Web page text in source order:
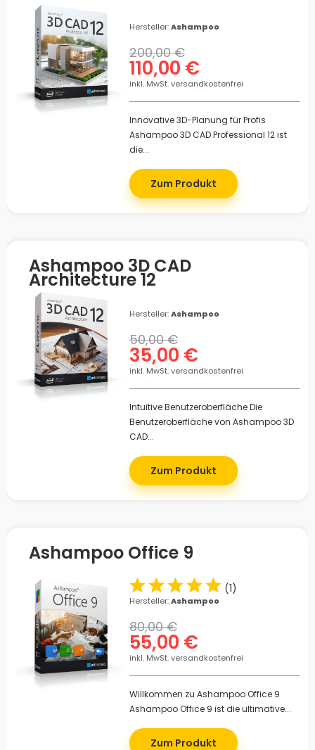
Hersteller:Ashampoo
110,00 €
200,00 €
inkl. MwSt. versandkostenfrei
Innovative 3D-Planung für Profis
Ashampoo 3D CAD Professional 12 ist
die...
Zum Produkt
Ashampoo 3D CAD
Architecture 12
Hersteller:Ashampoo
35,00 €
50,00 €
inkl. MwSt. versandkostenfrei
Intuitive Benutzeroberfläche Die
Benutzeroberfläche von Ashampoo 3D
CAD...
Zum Produkt
Ashampoo Office 9
(1)
Hersteller:Ashampoo
55,00 €
80,00 €
inkl. MwSt. versandkostenfrei
Willkommen zu Ashampoo Office 9
Ashampoo Office 9 ist die ultimative...
Zum Produkt